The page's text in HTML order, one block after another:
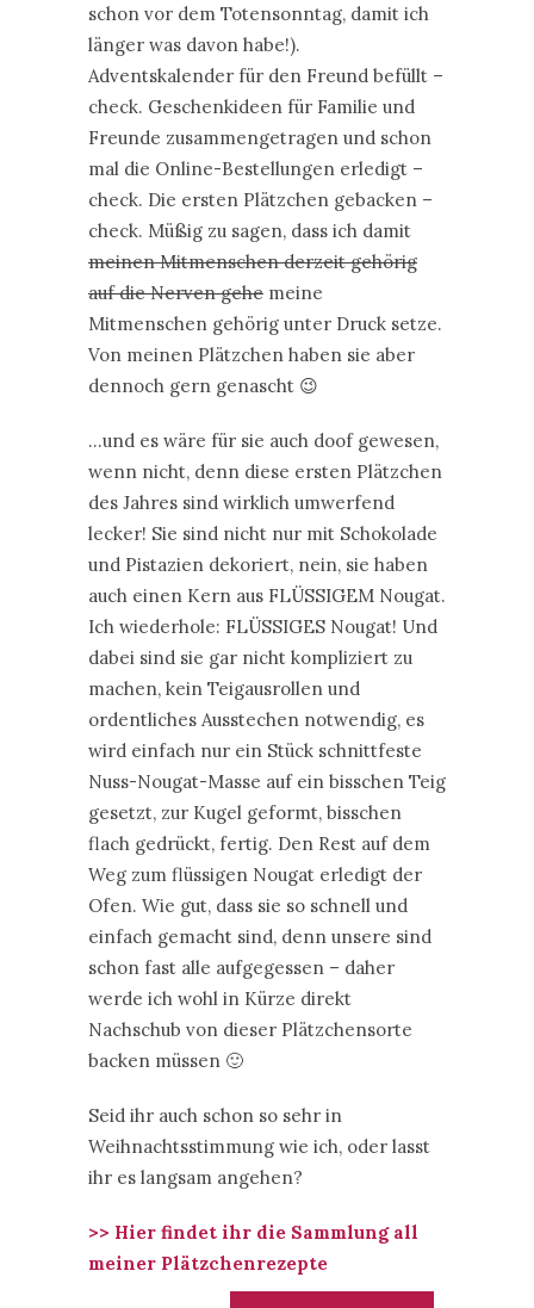
schon vor dem Totensonntag, damit ich
länger was davon habe!).
Adventskalender für den Freund befüllt –
check. Geschenkideen für Familie und
Freunde zusammengetragen und schon
mal die Online-Bestellungen erledigt –
check. Die ersten Plätzchen gebacken –
check. Müßig zu sagen, dass ich damit
meinen Mitmenschen derzeit gehörig
auf die Nerven gehe meine
Mitmenschen gehörig unter Druck setze.
Von meinen Plätzchen haben sie aber
dennoch gern genascht 😉
…und es wäre für sie auch doof gewesen,
wenn nicht, denn diese ersten Plätzchen
des Jahres sind wirklich umwerfend
lecker! Sie sind nicht nur mit Schokolade
und Pistazien dekoriert, nein, sie haben
auch einen Kern aus FLÜSSIGEM Nougat.
Ich wiederhole: FLÜSSIGES Nougat! Und
dabei sind sie gar nicht kompliziert zu
machen, kein Teigausrollen und
ordentliches Ausstechen notwendig, es
wird einfach nur ein Stück schnittfeste
Nuss-Nougat-Masse auf ein bisschen Teig
gesetzt, zur Kugel geformt, bisschen
flach gedrückt, fertig. Den Rest auf dem
Weg zum flüssigen Nougat erledigt der
Ofen. Wie gut, dass sie so schnell und
einfach gemacht sind, denn unsere sind
schon fast alle aufgegessen – daher
werde ich wohl in Kürze direkt
Nachschub von dieser Plätzchensorte
backen müssen 🙂
Seid ihr auch schon so sehr in
Weihnachtsstimmung wie ich, oder lasst
ihr es langsam angehen?
>> Hier findet ihr die Sammlung all
meiner Plätzchenrezepte